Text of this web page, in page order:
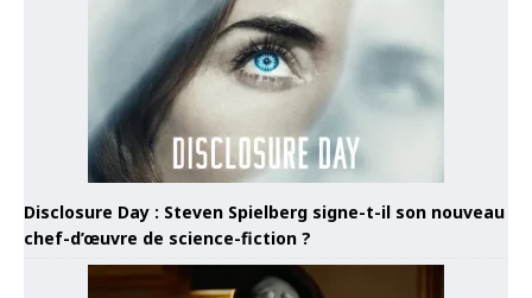
Disclosure Day : Steven Spielberg signe-t-il son nouveau
chef-d’œuvre de science-fiction ?